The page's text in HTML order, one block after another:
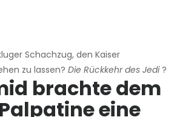
Schachzug, den Kaiser
zu lassen? Die Rückkehr des Jedi?
brachte dem
eine